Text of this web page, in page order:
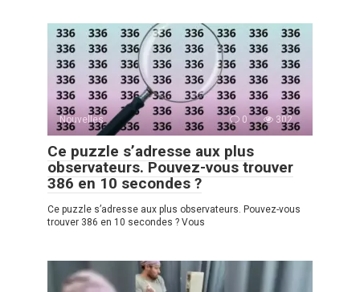
Nouvelles 0 302
Ce puzzle s’adresse aux plus
observateurs. Pouvez-vous trouver
386 en 10 secondes ?
Ce puzzle s’adresse aux plus observateurs. Pouvez-vous
trouver 386 en 10 secondes ? Vous